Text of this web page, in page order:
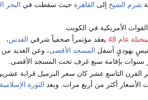
شرم الشيخ إلى القاهرة حيث سقطت في البحر
الأمريكية في الكويت.
عام 48 يعقد مؤتمراً صحفياً شرقي القدس،
يهوديٍ أسفل المسجد الأقصى، وعن العديد من
سنوات بإقامة سبع غرف تحت المسجد الأقصى.
القرن التاسع عشر كان سعر البرميل قرابة
الأسعار أكثر من أربع مرات. وبعد الثورة